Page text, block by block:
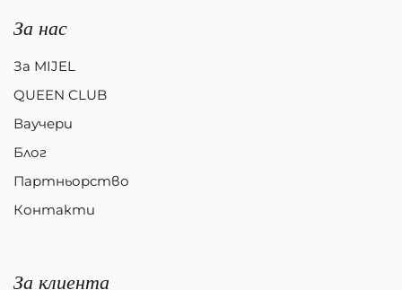
За нас
За MIJEL
QUEEN CLUB
Ваучери
Блог
Партньорство
Контакти
За клиента